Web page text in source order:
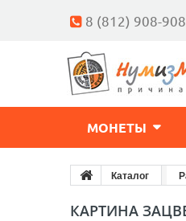
8 (812) 908-
МОНЕТЫ
Каталог
КАРТИНА